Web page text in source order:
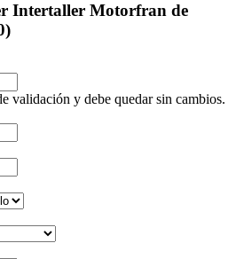
Intertaller Motorfran de
validación y debe quedar sin cambios.